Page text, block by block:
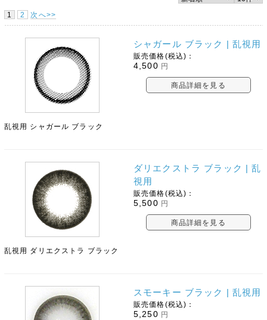
1 2 次へ>>
シャガール ブラック | 乱視用
販売価格(税込)：
4,500 円
商品詳細を見る
乱視用 シャガール ブラック
ダリエクストラ ブラック | 乱
視用
販売価格(税込)：
5,500 円
商品詳細を見る
乱視用 ダリエクストラ ブラック
スモーキー ブラック | 乱視用
販売価格(税込)：
5,250 円